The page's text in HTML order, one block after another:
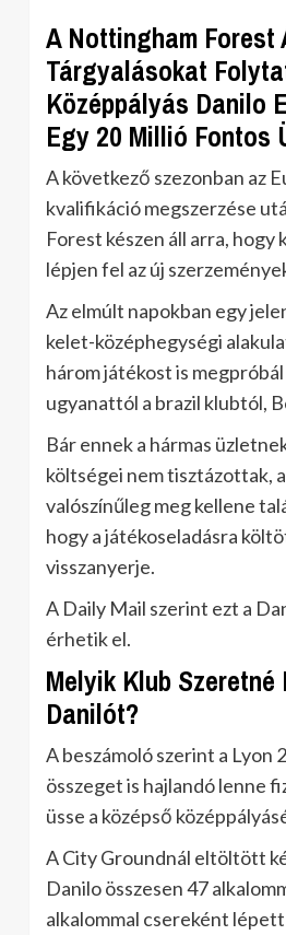
A Nottingham
Tárgyalásokat
Középpályás Danilo
Egy 20 Millió Fontos
A következő szezonban az
kvalifikáció megszerzése
Forest készen áll arra, hogy
lépjen fel az új
Az elmúlt napokban egy
kelet-középhegységi
három játékost is
ugyanattól a brazil klubtól,
Bár ennek a hármas
költségei nem tisztázottak,
valószínűleg meg kellene
hogy a játékoseladásra
visszanyerje.
A Daily Mail szerint ezt a
érhetik el.
Melyik Klub
Danilót?
A beszámoló szerint a Lyon
összeget is hajlandó lenne
üsse a középső
A City Groundnál eltöltött
Danilo összesen 47
alkalommal csereként